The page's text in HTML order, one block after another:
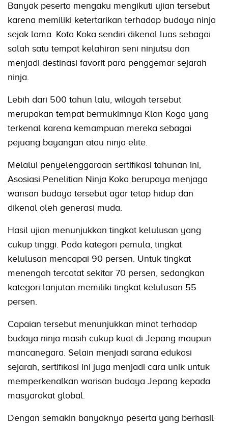
Banyak peserta mengaku mengikuti ujian tersebut
karena memiliki ketertarikan terhadap budaya ninja
sejak lama. Kota Koka sendiri dikenal luas sebagai
salah satu tempat kelahiran seni ninjutsu dan
menjadi destinasi favorit para penggemar sejarah
ninja.
Lebih dari 500 tahun lalu, wilayah tersebut
merupakan tempat bermukimnya Klan Koga yang
terkenal karena kemampuan mereka sebagai
pejuang bayangan atau ninja elite.
Melalui penyelenggaraan sertifikasi tahunan ini,
Asosiasi Penelitian Ninja Koka berupaya menjaga
warisan budaya tersebut agar tetap hidup dan
dikenal oleh generasi muda.
Hasil ujian menunjukkan tingkat kelulusan yang
cukup tinggi. Pada kategori pemula, tingkat
kelulusan mencapai 90 persen. Untuk tingkat
menengah tercatat sekitar 70 persen, sedangkan
kategori lanjutan memiliki tingkat kelulusan 55
persen.
Capaian tersebut menunjukkan minat terhadap
budaya ninja masih cukup kuat di Jepang maupun
mancanegara. Selain menjadi sarana edukasi
sejarah, sertifikasi ini juga menjadi cara unik untuk
memperkenalkan warisan budaya Jepang kepada
masyarakat global.
Dengan semakin banyaknya peserta yang berhasil